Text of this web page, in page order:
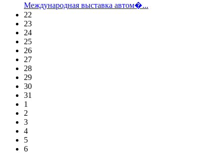
Международная выставка автом�...
22
23
24
25
26
27
28
29
30
31
1
2
3
4
5
6